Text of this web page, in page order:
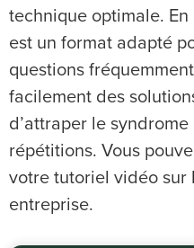
technique optimale.
est un format adapté
questions
facilement des
d’attraper le
répétitions. Vous
votre tutoriel vidéo sur
entreprise.